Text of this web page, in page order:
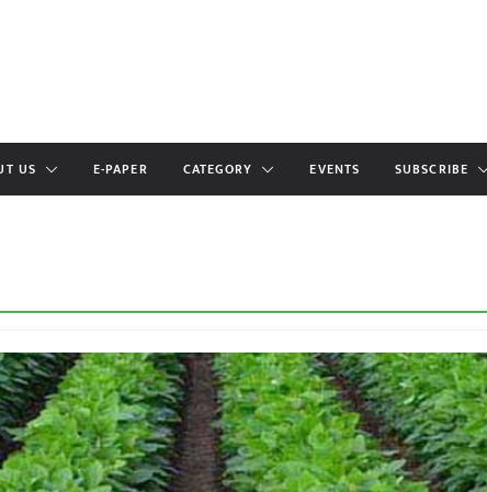
US E-PAPER CATEGORY EVENTS SUBSCRIBE